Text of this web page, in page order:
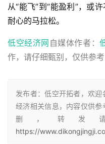
从“能飞”到“能盈利”，或
耐心的马拉松。
低空经济网 自媒体作者：
作，请仔细甄别，仅供参
发布者：低空开拓者，欢
经济相关信息，内容仅供
删，转发
https://